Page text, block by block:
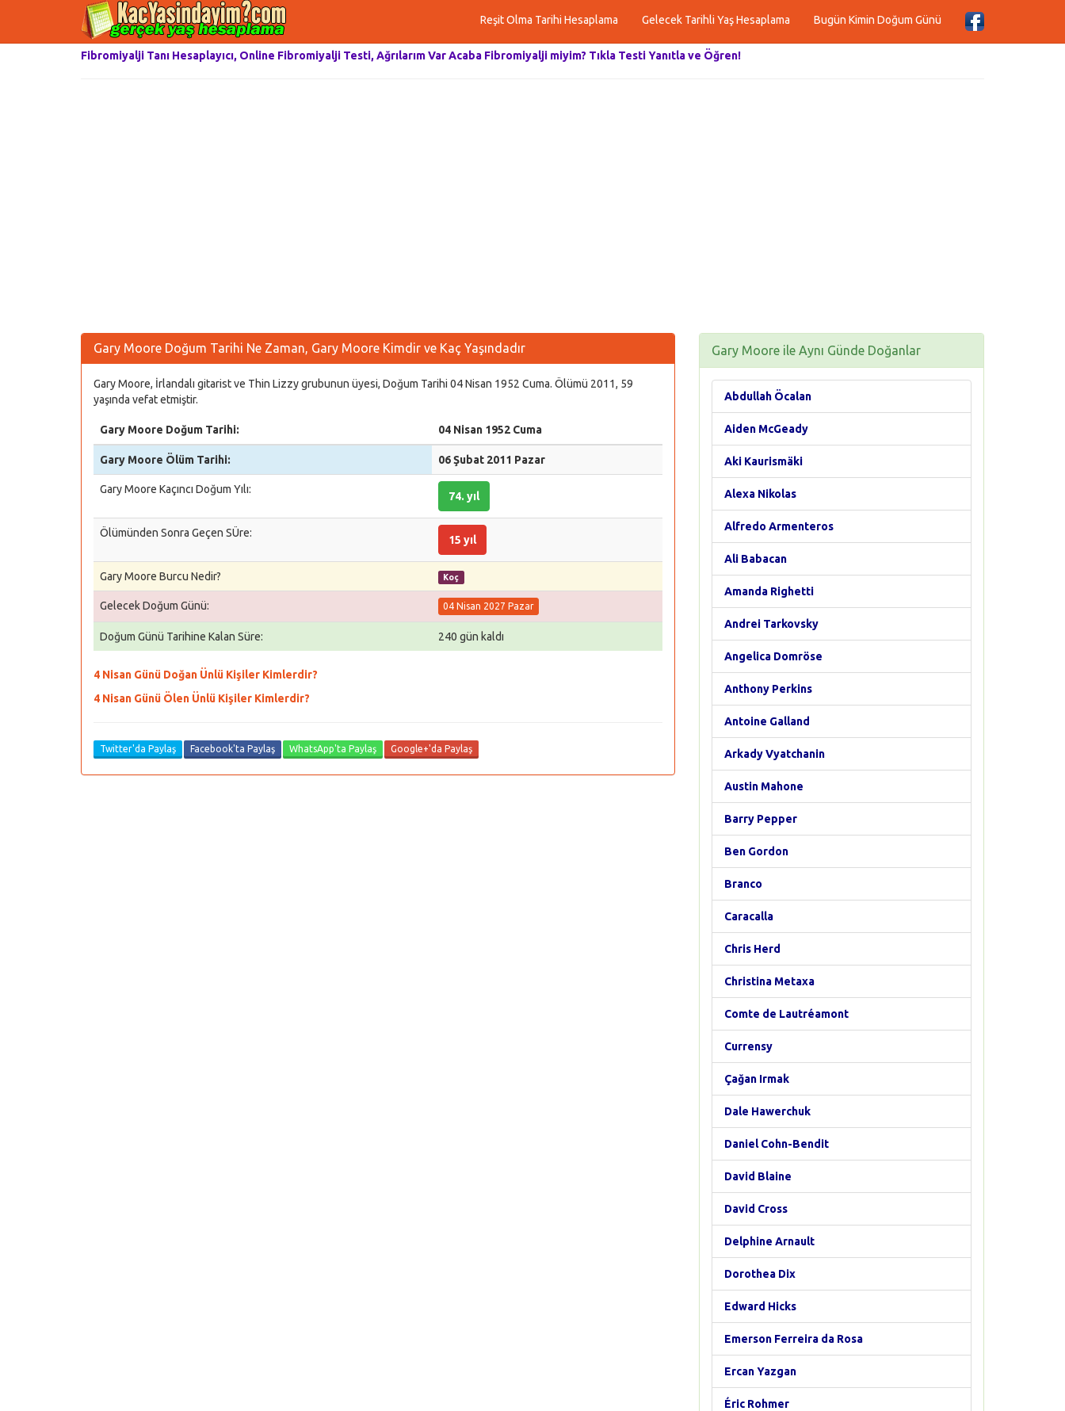
Reşit Olma Tarihi Hesaplama Gelecek Tarihli Yaş Hesaplama Bugün Kimin Doğum Günü
Fibromiyalji Tanı Hesaplayıcı, Online Fibromiyalji Testi, Ağrılarım Var Acaba Fibromiyalji miyim? Tıkla Testi Yanıtla ve Öğren!
Gary Moore Doğum Tarihi Ne Zaman, Gary Moore Kimdir ve Kaç Yaşındadır
Gary Moore, İrlandalı gitarist ve Thin Lizzy grubunun üyesi, Doğum Tarihi 04 Nisan 1952 Cuma. Ölümü 2011, 59
yaşında vefat etmiştir.
Gary Moore Doğum Tarihi: 04 Nisan 1952 Cuma
Gary Moore Ölüm Tarihi: 06 Şubat 2011 Pazar
Gary Moore Kaçıncı Doğum Yılı:
74. yıl
Ölümünden Sonra Geçen SÜre:
15 yıl
Gary Moore Burcu Nedir? Koç
Gelecek Doğum Günü: 04 Nisan 2027 Pazar
Doğum Günü Tarihine Kalan Süre: 240 gün kaldı
4 Nisan Günü Doğan Ünlü Kişiler Kimlerdir?
4 Nisan Günü Ölen Ünlü Kişiler Kimlerdir?
Twitter'da Paylaş Facebook'ta Paylaş WhatsApp'ta Paylaş Google+'da Paylaş
Gary Moore ile Aynı Günde Doğanlar
Abdullah Öcalan
Aiden McGeady
Aki Kaurismäki
Alexa Nikolas
Alfredo Armenteros
Ali Babacan
Amanda Righetti
Andrei Tarkovsky
Angelica Domröse
Anthony Perkins
Antoine Galland
Arkady Vyatchanin
Austin Mahone
Barry Pepper
Ben Gordon
Branco
Caracalla
Chris Herd
Christina Metaxa
Comte de Lautréamont
Currensy
Çağan Irmak
Dale Hawerchuk
Daniel Cohn-Bendit
David Blaine
David Cross
Delphine Arnault
Dorothea Dix
Edward Hicks
Emerson Ferreira da Rosa
Ercan Yazgan
Éric Rohmer